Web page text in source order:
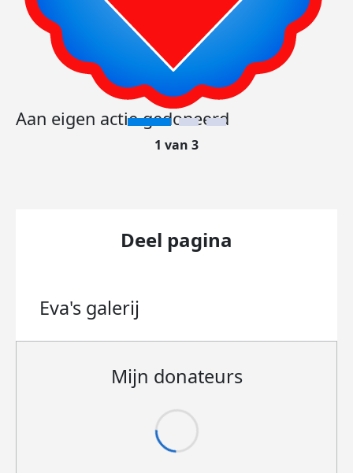
Aan eigen actie gedoneerd
1 van 3
Deel pagina
Eva's galerij
Mijn donateurs